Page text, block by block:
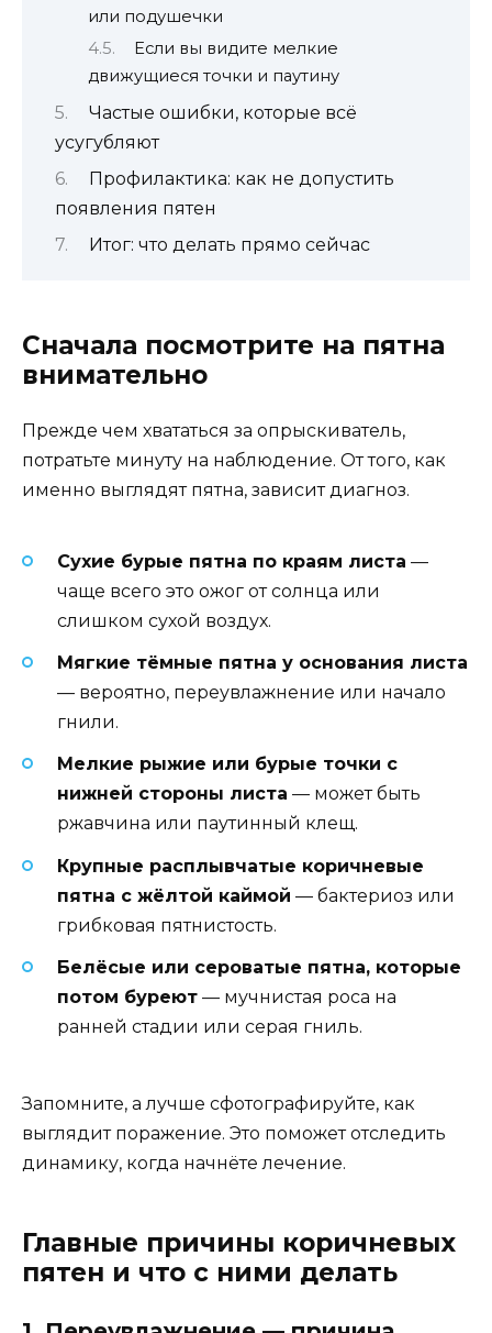
или подушечки
Если вы видите мелкие
движущиеся точки и паутину
Частые ошибки, которые всё
усугубляют
Профилактика: как не допустить
появления пятен
Итог: что делать прямо сейчас
Сначала посмотрите на пятна
внимательно
Прежде чем хвататься за опрыскиватель,
потратьте минуту на наблюдение. От того, как
именно выглядят пятна, зависит диагноз.
Сухие бурые пятна по краям листа —
чаще всего это ожог от солнца или
слишком сухой воздух.
Мягкие тёмные пятна у основания листа
— вероятно, переувлажнение или начало
гнили.
Мелкие рыжие или бурые точки с
нижней стороны листа — может быть
ржавчина или паутинный клещ.
Крупные расплывчатые коричневые
пятна с жёлтой каймой — бактериоз или
грибковая пятнистость.
Белёсые или сероватые пятна, которые
потом буреют — мучнистая роса на
ранней стадии или серая гниль.
Запомните, а лучше сфотографируйте, как
выглядит поражение. Это поможет отследить
динамику, когда начнёте лечение.
Главные причины коричневых
пятен и что с ними делать